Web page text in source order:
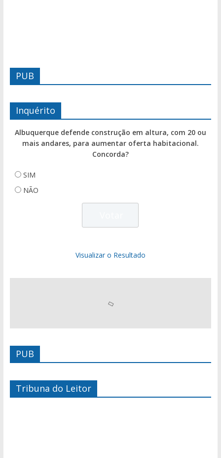
PUB
Inquérito
Albuquerque defende construção em altura, com 20 ou
mais andares, para aumentar oferta habitacional.
Concorda?
SIM
NÃO
Visualizar o Resultado
PUB
Tribuna do Leitor